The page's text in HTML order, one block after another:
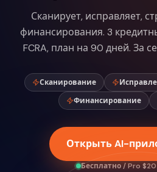
Сканирует, исправляет,
финансирования. 3
FCRA, план на 90 дней. За
Сканирование
Финансирование
Открыть AI-
Бесплатно / Pro